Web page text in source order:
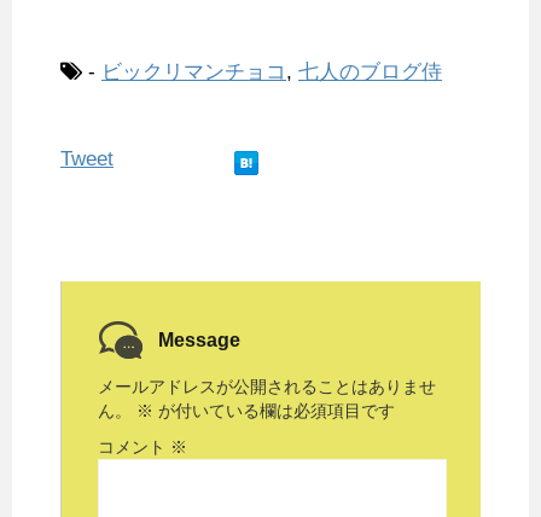
- ビックリマンチョコ , 七人のブログ侍
Tweet
Message
メールアドレスが公開されることはありませ
ん。
※ が付いている欄は必須項目です
コメント ※